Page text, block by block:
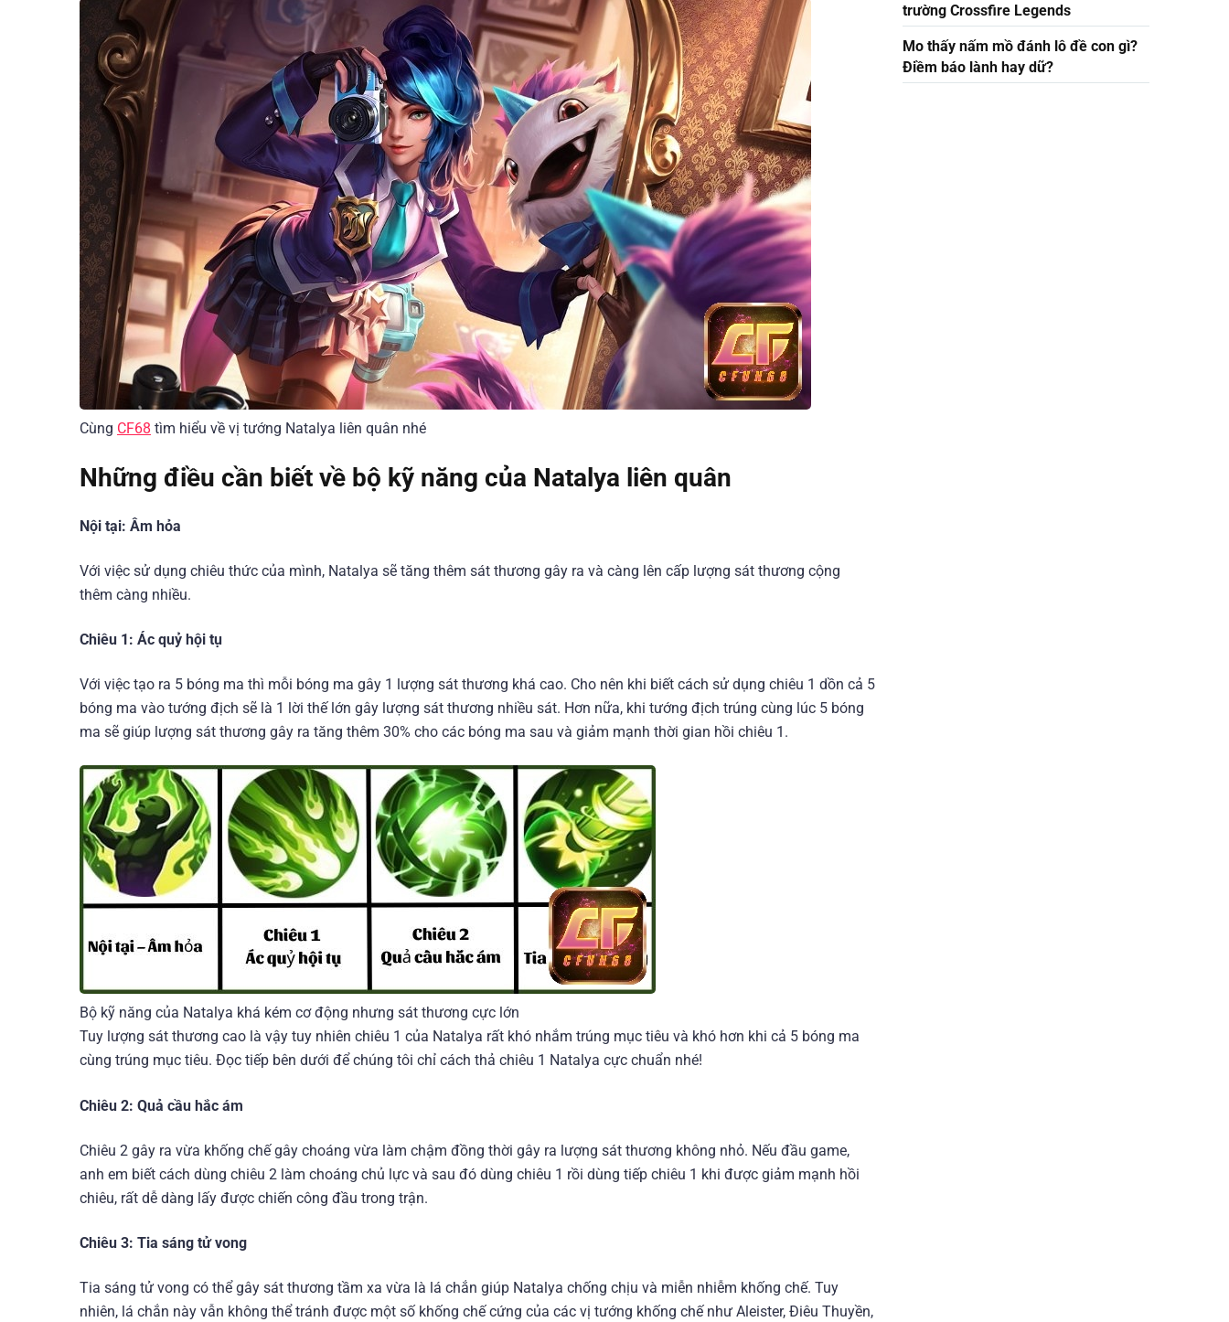
Cùng CF68 tìm hiểu về vị tướng Natalya liên quân nhé
Những điều cần biết về bộ kỹ năng của Natalya liên quân
Nội tại: Âm hỏa
Với việc sử dụng chiêu thức của mình, Natalya sẽ tăng thêm sát thương gây ra và càng lên cấp lượng sát thương cộng
thêm càng nhiều.
Chiêu 1: Ác quỷ hội tụ
Với việc tạo ra 5 bóng ma thì mỗi bóng ma gây 1 lượng sát thương khá cao. Cho nên khi biết cách sử dụng chiêu 1 dồn cả 5
bóng ma vào tướng địch sẽ là 1 lời thế lớn gây lượng sát thương nhiều sát. Hơn nữa, khi tướng địch trúng cùng lúc 5 bóng
ma sẽ giúp lượng sát thương gây ra tăng thêm 30% cho các bóng ma sau và giảm mạnh thời gian hồi chiêu 1.
Bộ kỹ năng của Natalya khá kém cơ động nhưng sát thương cực lớn
Tuy lượng sát thương cao là vậy tuy nhiên chiêu 1 của Natalya rất khó nhắm trúng mục tiêu và khó hơn khi cả 5 bóng ma
cùng trúng mục tiêu. Đọc tiếp bên dưới để chúng tôi chỉ cách thả chiêu 1 Natalya cực chuẩn nhé!
Chiêu 2: Quả cầu hắc ám
Chiêu 2 gây ra vừa khống chế gây choáng vừa làm chậm đồng thời gây ra lượng sát thương không nhỏ. Nếu đầu game,
anh em biết cách dùng chiêu 2 làm choáng chủ lực và sau đó dùng chiêu 1 rồi dùng tiếp chiêu 1 khi được giảm mạnh hồi
chiêu, rất dễ dàng lấy được chiến công đầu trong trận.
Chiêu 3: Tia sáng tử vong
Tia sáng tử vong có thể gây sát thương tầm xa vừa là lá chắn giúp Natalya chống chịu và miễn nhiễm khống chế. Tuy
nhiên, lá chắn này vẫn không thể tránh được một số khống chế cứng của các vị tướng khống chế như Aleister, Điêu Thuyền,
trường Crossfire Legends
Mo thấy nấm mồ đánh lô đề con gì?
Điềm báo lành hay dữ?